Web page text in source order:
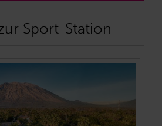
Sport-Station